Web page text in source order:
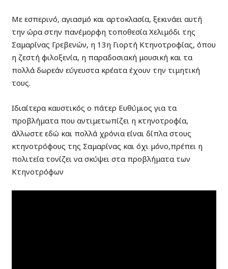
Με εσπερινό, αγιασμό και αρτοκλασία, ξεκινάει αυτή
την ώρα στην πανέμορφη τοποθεσία Χελιμόδι της
Σαμαρίνας Γρεβενών, η 13η Γιορτή Κτηνοτροφίας, όπου
η ζεστή φιλοξενία, η παραδοσιακή μουσική και τα
πολλά δωρεάν εύγευστα κρέατα έχουν την τιμητική
τους.
Ιδιαίτερα καυστικός ο πάτερ Ευθύμιος για τα
προβλήματα που αντιμετωπίζει η κτηνοτροφία,
άλλωστε εδώ και πολλά χρόνια είναι δίπλα στους
κτηνοτρόφους της Σαμαρίνας και όχι μόνο,πρέπει η
πολιτεία τονίζει να σκύψει στα προβλήματα των
Κτηνοτρόφων